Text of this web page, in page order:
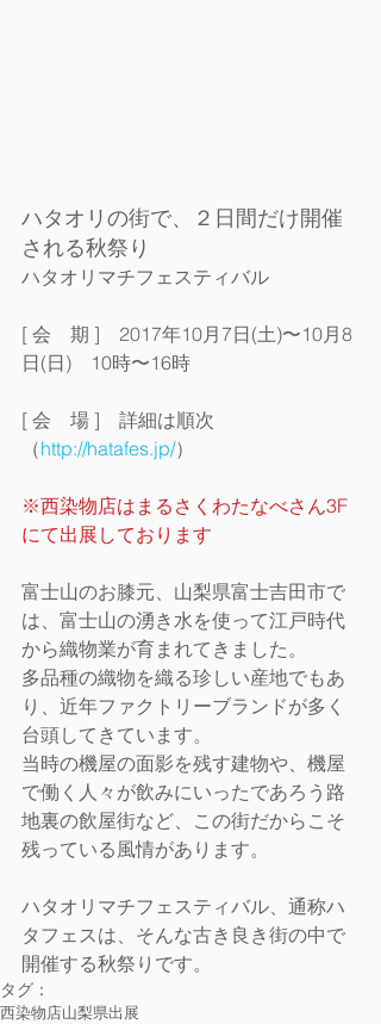
ハタオリの街で、２日間だけ開催
される秋祭り
ハタオリマチフェスティバル
[ 会　期 ]　2017年10月7日(土)〜10月8
日(日)　10時〜16時
[ 会　場 ]　詳細は順次
（http://hatafes.jp/）
※西染物店はまるさくわたなべさん3F
にて出展しております
富士山のお膝元、山梨県富士吉田市で
は、富士山の湧き水を使って江戸時代
から織物業が育まれてきました。
多品種の織物を織る珍しい産地でもあ
り、近年ファクトリーブランドが多く
台頭してきています。
当時の機屋の面影を残す建物や、機屋
で働く人々が飲みにいったであろう路
地裏の飲屋街など、この街だからこそ
残っている風情があります。
ハタオリマチフェスティバル、通称ハ
タフェスは、そんな古き良き街の中で
開催する秋祭りです。
タグ：
西染物店山梨県出展